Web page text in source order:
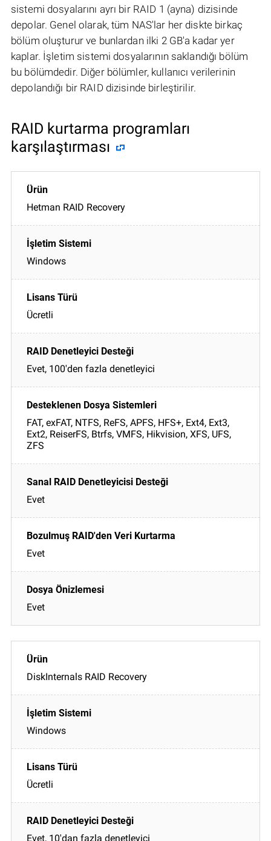
sistemi dosyalarını ayrı bir RAID 1 (ayna) dizisinde
depolar. Genel olarak, tüm NAS'lar her diskte birkaç
bölüm oluşturur ve bunlardan ilki 2 GB'a kadar yer
kaplar. İşletim sistemi dosyalarının saklandığı bölüm
bu bölümdedir. Diğer bölümler, kullanıcı verilerinin
depolandığı bir RAID dizisinde birleştirilir.
RAID kurtarma programları
karşılaştırması
Hetman RAID Recovery
Windows
Ücretli
Evet, 100'den fazla denetleyici
FAT, exFAT, NTFS, ReFS, APFS, HFS+, Ext4, Ext3,
Ext2, ReiserFS, Btrfs, VMFS, Hikvision, XFS, UFS,
ZFS
Evet
Evet
Evet
DiskInternals RAID Recovery
Windows
Ücretli
Evet, 10'dan fazla denetleyici